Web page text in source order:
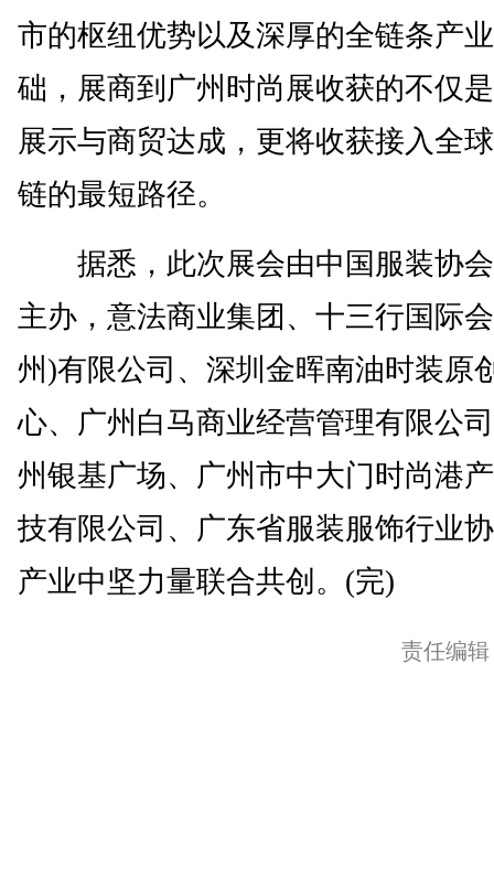
市的枢纽优势以及深厚的全链条产
础，展商到广州时尚展收获的不仅
展示与商贸达成，更将收获接入全
链的最短路径。
据悉，此次展会由中国服装协
主办，意法商业集团、十三行国际
州)有限公司、深圳金晖南油时装原
心、广州白马商业经营管理有限公
州银基广场、广州市中大门时尚港
技有限公司、广东省服装服饰行业
产业中坚力量联合共创。(完)
责任编